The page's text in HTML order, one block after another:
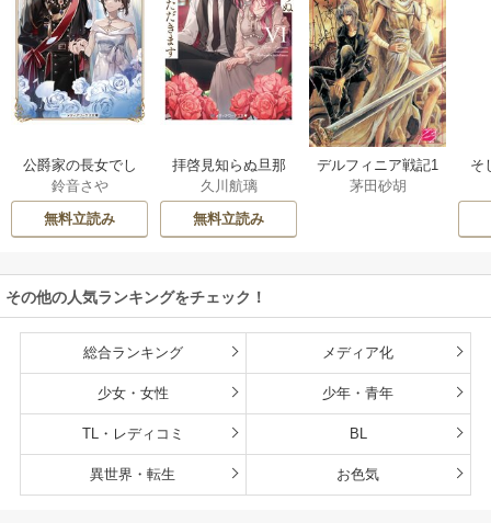
公爵家の長女でし
た
鈴音さや
無料立読み
拝啓見知らぬ旦那
様、離婚していた
だきます
久川航璃
無料立読み
デルフィニア戦記1
茅田砂胡
そ
その他の人気ランキングをチェック！
総合ランキング メディア化
少女・女性 少年・青年
TL・レディコミ BL
異世界・転生 お色気